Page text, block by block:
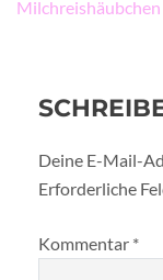
Milchreishäubchen
Deine E-Mail-
Erforderliche
Kommentar *